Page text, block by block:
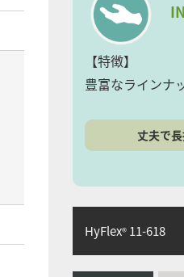
【特徴】
豊富なラインナ
丈夫で
HyFlex® 11-618